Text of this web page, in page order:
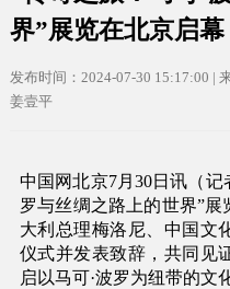
界”展览在北京启幕
发布时间：2024-07-30 15:17:00 |
姜壹平
中国网北京7月30日讯（记
罗与丝绸之路上的世界”
大利总理梅洛尼、中国文
仪式并发表致辞，共同见
启以马可·波罗为纽带的文